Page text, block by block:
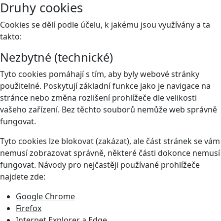
Druhy cookies
Cookies se dělí podle účelu, k jakému jsou využívány a ta
takto:
Nezbytné (technické)
Tyto cookies pomáhají s tím, aby byly webové stránky
použitelné. Poskytují základní funkce jako je navigace na
stránce nebo změna rozlišení prohlížeče dle velikosti
vašeho zařízení. Bez těchto souborů nemůže web správně
fungovat.
Tyto cookies lze blokovat (zakázat), ale část stránek se vám
nemusí zobrazovat správně, některé části dokonce nemusí
fungovat. Návody pro nejčastěji používané prohlížeče
najdete zde:
Google Chrome
Firefox